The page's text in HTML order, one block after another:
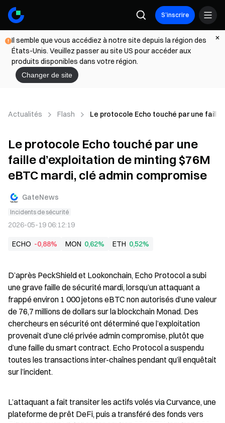
S’inscrire
Il semble que vous accédiez à notre site depuis la région des
États-Unis. Veuillez passer au site US pour accéder aux
produits disponibles dans votre région.
Changer de site
Actualités Flash Le protocole Echo touché par une faille
Le protocole Echo touché par une
faille d’exploitation de minting $76M
eBTC mardi, clé admin compromise
GateNews
Incidents de sécurité
2026-05-19 06:12:19
ECHO -0,88% MON 0,62% ETH 0,52%
D’après PeckShield et Lookonchain, Echo Protocol a subi
une grave faille de sécurité mardi, lorsqu’un attaquant a
frappé environ 1 000 jetons eBTC non autorisés d’une valeur
de 76,7 millions de dollars sur la blockchain Monad. Des
chercheurs en sécurité ont déterminé que l’exploitation
provenait d’une clé privée admin compromise, plutôt que
d’une faille du smart contract. Echo Protocol a suspendu
toutes les transactions inter-chaînes pendant qu’il enquêtait
sur l’incident.
L’attaquant a fait transiter les actifs volés via Curvance, une
plateforme de prêt DeFi, puis a transféré des fonds vers